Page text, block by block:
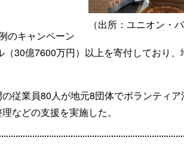
（出所：ユニオン・
のキャンペーン
（30億7600万円）以上を寄付しており、
従業員80人が地元8団体でボランティ
などの支援を実施した。